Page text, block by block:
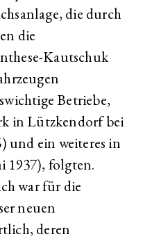
die durch
die
Kautschuk
Betriebe,
in Lützkendorf bei
und ein weiteres in
1937), folgten.
war für die
neuen
deren